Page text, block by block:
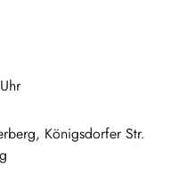
Königsdorfer Str.